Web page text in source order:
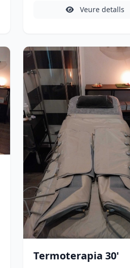
desconexión sin realizar el
Veure detalls
Termoterapia 30'